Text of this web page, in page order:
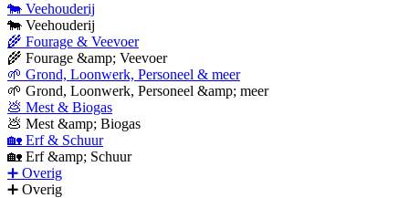
🐄 Veehouderij
🐄 Veehouderij
🌾 Fourage & Veevoer
🌾 Fourage &amp; Veevoer
🌱 Grond, Loonwerk, Personeel & meer
🌱 Grond, Loonwerk, Personeel &amp; meer
💩 Mest & Biogas
💩 Mest &amp; Biogas
🏡 Erf & Schuur
🏡 Erf &amp; Schuur
➕ Overig
➕ Overig